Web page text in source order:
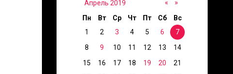
«
Апрель 2019 »
Пн Вт Ср Чт Пт Сб
Вс
1
2 3 4 5 6
7
8
9 10 11 12 13
14
15
16 17 18 19 20
21